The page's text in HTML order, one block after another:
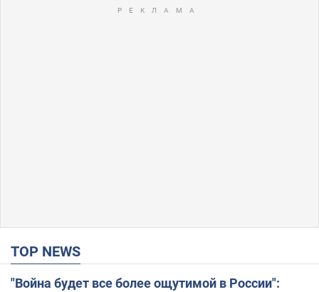
TOP NEWS
"Война будет все более ощутимой в России":